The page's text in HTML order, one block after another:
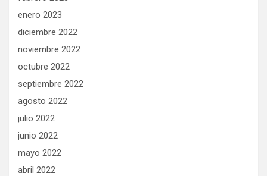
enero 2023
diciembre 2022
noviembre 2022
octubre 2022
septiembre 2022
agosto 2022
julio 2022
junio 2022
mayo 2022
abril 2022